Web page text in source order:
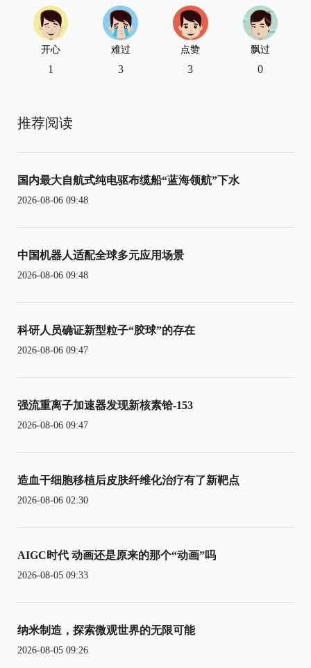
开心
1
难过
3
点赞
3
飘过
0
推荐阅读
国内最大自航式纯电驱布缆船“蓝海领航”下水
2026-08-06 09:48
中国机器人适配全球多元应用场景
2026-08-06 09:48
科研人员确证新型粒子“胶球”的存在
2026-08-06 09:47
强流重离子加速器发现新核素铪-153
2026-08-06 09:47
造血干细胞移植后皮肤纤维化治疗有了新靶点
2026-08-06 02:30
AIGC时代 动画还是原来的那个“动画”吗
2026-08-05 09:33
纳米制造，探索微观世界的无限可能
2026-08-05 09:26